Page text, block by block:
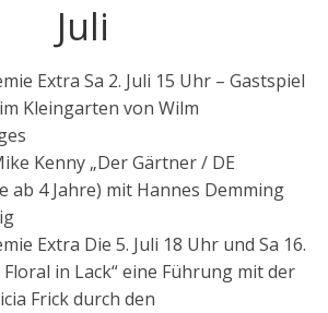
Juli
Extra Sa 2. Juli 15 Uhr – Gastspiel
Kleingarten von Wilm
Kenny „Der Gärtner / DE
ab 4 Jahre) mit Hannes Demming
Extra Die 5. Juli 18 Uhr und Sa 16.
Floral in Lack“ eine Führung mit der
Frick durch den